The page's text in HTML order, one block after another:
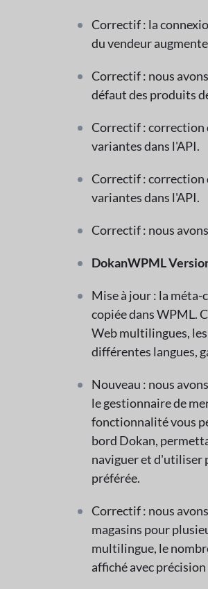
Correctif : la
du vendeur
Correctif : nous
défaut des produits
Correctif : correction
variantes dans l'API.
Correctif : correction
variantes dans l'API.
Correctif : nous
DokanWPML
Mise à jour : la
copiée dans WPML.
Web multilingues,
différentes langues,
Nouveau : nous
le gestionnaire de
fonctionnalité vous
bord Dokan,
naviguer et d'utiliser
préférée.
Correctif : nous
magasins pour
multilingue, le
affiché avec